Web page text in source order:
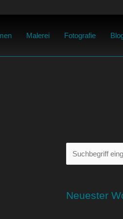
Malerei Fotografie
Neuester